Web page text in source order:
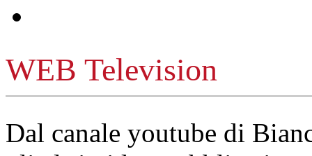
WEB Television
Dal canale youtube di